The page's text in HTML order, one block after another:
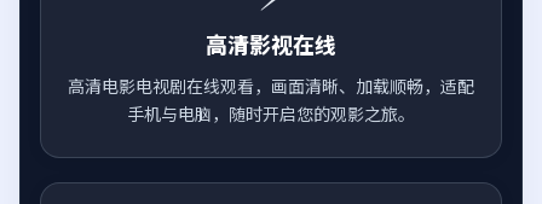
高清影视在线
高清电影电视剧在线观看，画面清晰、加载顺畅，适配
手机与电脑，随时开启您的观影之旅。